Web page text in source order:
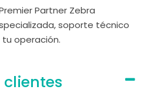
Partner Zebra
soporte técnico
tu operación.
clientes